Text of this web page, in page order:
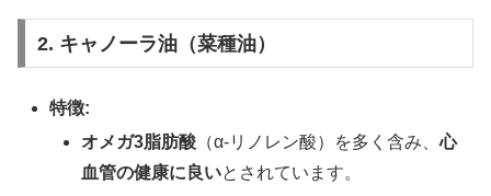
2. キャノーラ油（菜種油）
特徴:
オメガ3脂肪酸 （α-リノレン酸）を多く含み、心
血管の健康に良いとされています。